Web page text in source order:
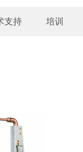
支持 培训